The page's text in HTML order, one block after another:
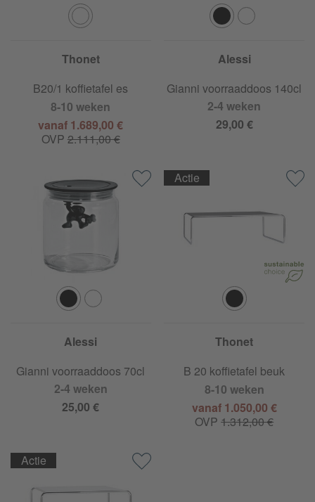
Thonet
B20/1 koffietafel es
8-10 weken
vanaf 1.689,00 €
OVP 2.111,00 €
Alessi
Gianni voorraaddoos 140cl
2-4 weken
29,00 €
Alessi
Gianni voorraaddoos 70cl
2-4 weken
25,00 €
Thonet
B 20 koffietafel beuk
8-10 weken
vanaf 1.050,00 €
OVP1.312,00 €
Actie
Actie